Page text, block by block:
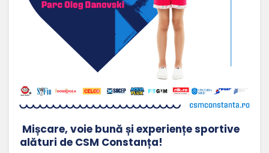
Mișcare, voie bună și experiențe sportive
alături de CSM Constanța!